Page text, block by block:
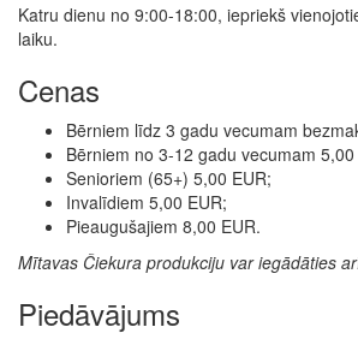
Katru dienu no 9:00-18:00, iepriekš
laiku.
Cenas
Bērniem līdz 3 gadu vecumam
Bērniem no 3-12 gadu vecumam 5,00
Senioriem (65+) 5,00 EUR;
Invalīdiem 5,00 EUR;
Pieaugušajiem 8,00 EUR.
Mītavas Čiekura produkciju var iegādāties
Piedāvājums